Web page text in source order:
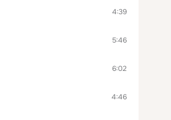
4:39
5:46
6:02
4:46